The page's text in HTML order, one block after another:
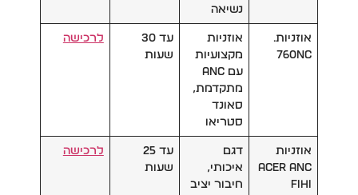
נשיאה
אוזניות.
760NC
אוזניות
מקצועיות
עם ANC
מתקדמת,
סאונד
סטריאו
עד 30
שעות
לרכישה
אוזניות
Acer ANC
Fihi
דגם
איכותי,
חיבור יציב
עד 25
שעות
לרכישה